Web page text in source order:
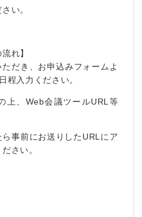
い。
れ】
だき、お申込みフォームよ
程入力ください。
上、Web会議ツールURL等
事前にお送りしたURLにア
さい。